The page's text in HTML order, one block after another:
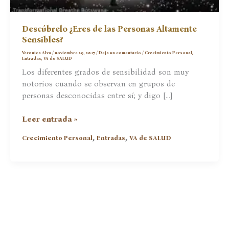
Descúbrelo ¿Eres de las Personas Altamente
Sensibles?
Veronica Alva/noviembre 29, 2017/Deja un comentario /Crecimiento Personal,
Entradas,VA de SALUD
Los diferentes grados de sensibilidad son muy
notorios cuando se observan en grupos de
personas desconocidas entre sí; y digo […]
Descúbrelo
de
Leer entrada »
Crecimiento Personal,Entradas,VA de SALUD